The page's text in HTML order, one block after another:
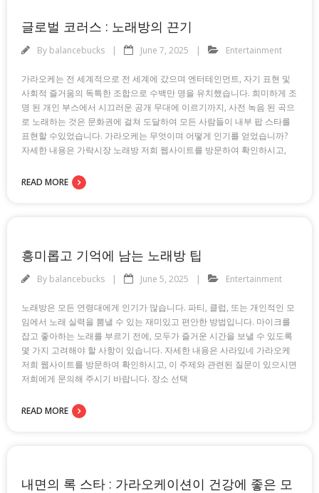
글로벌 코러스 : 노래방의 끈기
By balancebucks June 7, 2025 Entertainment
가라오케는 전 세계적으로 전 세계에 갔으며 엔터테인먼트, 자기 표현 및
사회적 즐거움의 독특한 조합으로 수백만 명을 유치했습니다. 희미하게 조
명 된 개인 부스에서 시끄러운 공개 무대에 이르기까지, 사전 녹음 된 곡으
로 노래하는 것은 문화권에 걸쳐 도달하여 모든 사람들이 내부 팝 스타를
표현할 수있었습니다. 가라오케는 무엇이며 어떻게 인기를 얻었습니까?
자세한 내용은 가락시장 노래방 저희 웹사이트를 방문하여 확인하시고,
READ MORE
흥미롭고 기억에 남는 노래방 팁
By balancebucks June 5, 2025 Entertainment
노래방은 모든 연령대에게 인기가 많습니다. 파티, 클럽, 또는 개인적인 모
임에서 노래 실력을 뽐낼 수 있는 재미있고 편안한 방법입니다. 마이크를
잡고 좋아하는 노래를 부르기 전에, 모두가 즐거운 시간을 보낼 수 있도록
몇 가지 고려해야 할 사항이 있습니다. 자세한 내용은 사라있네 가라오케
저희 웹사이트를 방문하여 확인하시고, 이 주제와 관련된 질문이 있으시면
저희에게 문의해 주시기 바랍니다. 장소 선택
READ MORE
내면의 록 스타 : 가라오케이션이 건강에 좋은 모